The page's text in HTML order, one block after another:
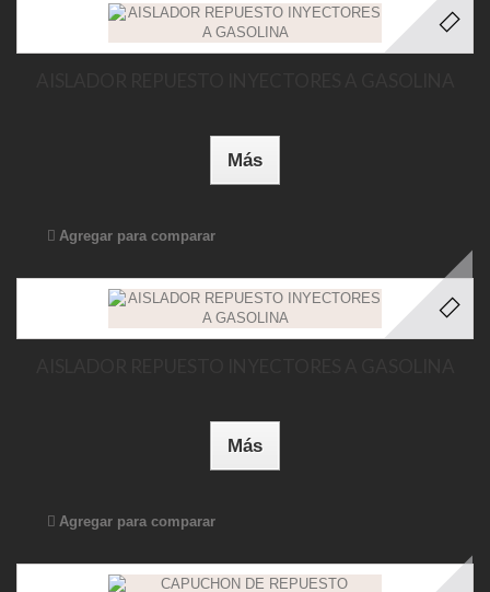
Más
Agregar para comparar
Más
Agregar para comparar